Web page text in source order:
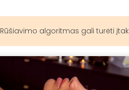
Rūšiavimo algoritmas gali turėti